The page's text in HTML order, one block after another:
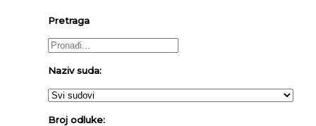
Pretraga
Naziv suda:
Broj odluke: